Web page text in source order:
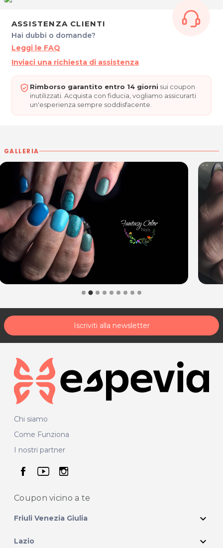
Per ulteriori informazioni sull'offerta o sulle modalità di
acquisto scrivi a posta@espevia.it
ASSISTENZA CLIENTI
Hai dubbi o domande?
Leggi le FAQ
Inviaci una richiesta di assistenza
Rimborso garantito entro 14 giorni sui coupon
inutilizzati. Acquista con fiducia, vogliamo assicurarti
un'esperienza sempre soddisfacente.
GALLERIA
Iscriviti alla newsletter
Chi siamo
Come Funziona
I nostri partner
seguici su facebook
seguici su youtube
seguici su instagram
Coupon vicino a te
Friuli Venezia Giulia expand_more
Lazio expand_more